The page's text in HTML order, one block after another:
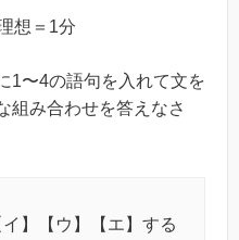
想＝1分
1〜4の語句を入れて文を
組み合わせを答えなさ
】【ウ】【エ】する